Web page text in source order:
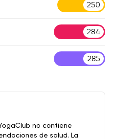
250
284
285
no contiene
de salud. La